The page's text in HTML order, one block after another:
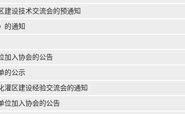
建设技术交流会的预通知
的通知
加入协会的公告
的公示
灌区建设经验交流会的通知
位加入协会的公告